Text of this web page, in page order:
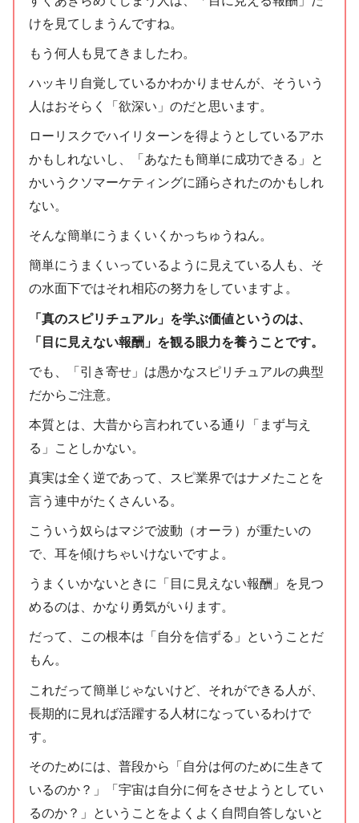
けを見てしまうんですね。
もう何人も見てきましたわ。
ハッキリ自覚しているかわかりませんが、そういう
人はおそらく「欲深い」のだと思います。
ローリスクでハイリターンを得ようとしているアホ
かもしれないし、「あなたも簡単に成功できる」と
かいうクソマーケティングに踊らされたのかもしれ
ない。
そんな簡単にうまくいくかっちゅうねん。
簡単にうまくいっているように見えている人も、そ
の水面下ではそれ相応の努力をしていますよ。
「真のスピリチュアル」を学ぶ価値というのは、
「目に見えない報酬」を観る眼力を養うことです。
でも、「引き寄せ」は愚かなスピリチュアルの典型
だからご注意。
本質とは、大昔から言われている通り「まず与え
る」ことしかない。
真実は全く逆であって、スピ業界ではナメたことを
言う連中がたくさんいる。
こういう奴らはマジで波動（オーラ）が重たいの
で、耳を傾けちゃいけないですよ。
うまくいかないときに「目に見えない報酬」を見つ
めるのは、かなり勇気がいります。
だって、この根本は「自分を信ずる」ということだ
もん。
これだって簡単じゃないけど、それができる人が、
長期的に見れば活躍する人材になっているわけで
す。
そのためには、普段から「自分は何のために生きて
いるのか？」「宇宙は自分に何をさせようとしてい
るのか？」ということをよくよく自問自答しないと